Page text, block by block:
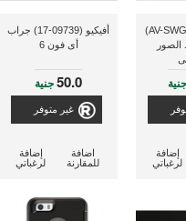
أفيك (AV-SWG1-BLCK)
الصور
جنية
إضافة
لرغباتي
أفيكيو (09739-17) جراب
أى فون 6
50.0جنية
غير متوفر
إضافة
لرغباتي
اضافة
للمقارنة